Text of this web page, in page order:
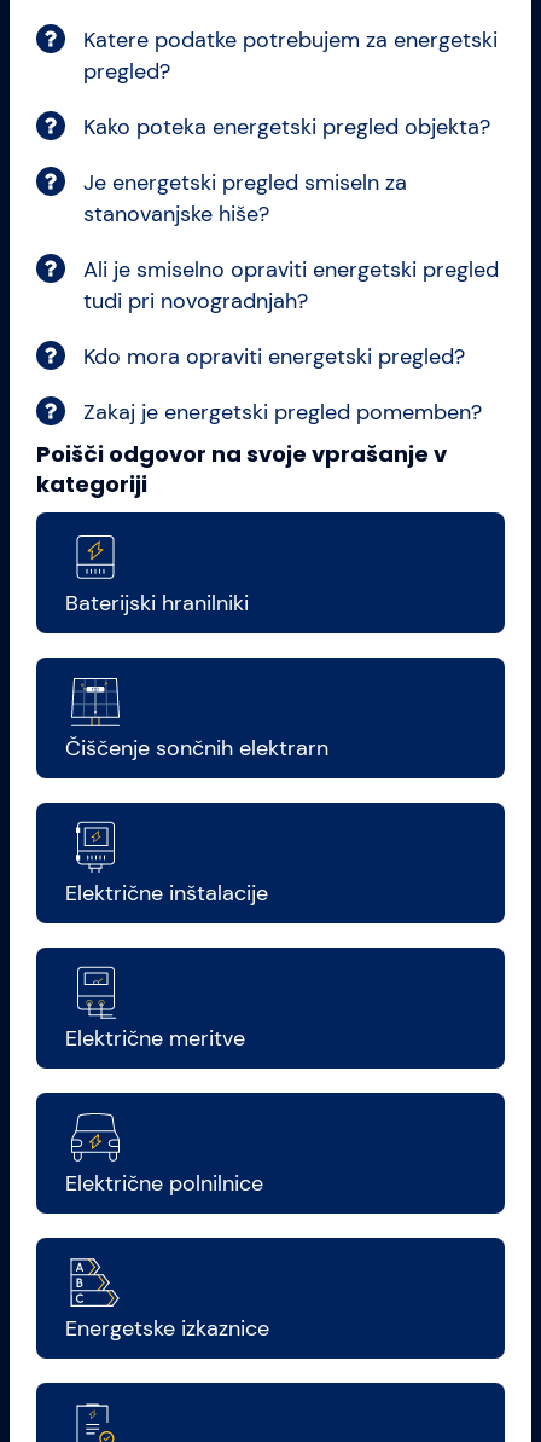
Katere podatke potrebujem za energetski
pregled?
Kako poteka energetski pregled objekta?
Je energetski pregled smiseln za
stanovanjske hiše?
Ali je smiselno opraviti energetski pregled
tudi pri novogradnjah?
Kdo mora opraviti energetski pregled?
Zakaj je energetski pregled pomemben?
Poišči odgovor na svoje vprašanje v
kategoriji
Baterijski hranilniki
Čiščenje sončnih elektrarn
Električne inštalacije
Električne meritve
Električne polnilnice
Energetske izkaznice